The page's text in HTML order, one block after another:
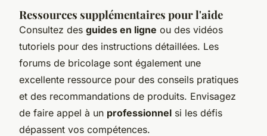
Ressources supplémentaires pour l'aide
Consultez des guides en ligne ou des vidéos
tutoriels pour des instructions détaillées. Les
forums de bricolage sont également une
excellente ressource pour des conseils pratiques
et des recommandations de produits. Envisagez
de faire appel à un professionnel si les défis
dépassent vos compétences.